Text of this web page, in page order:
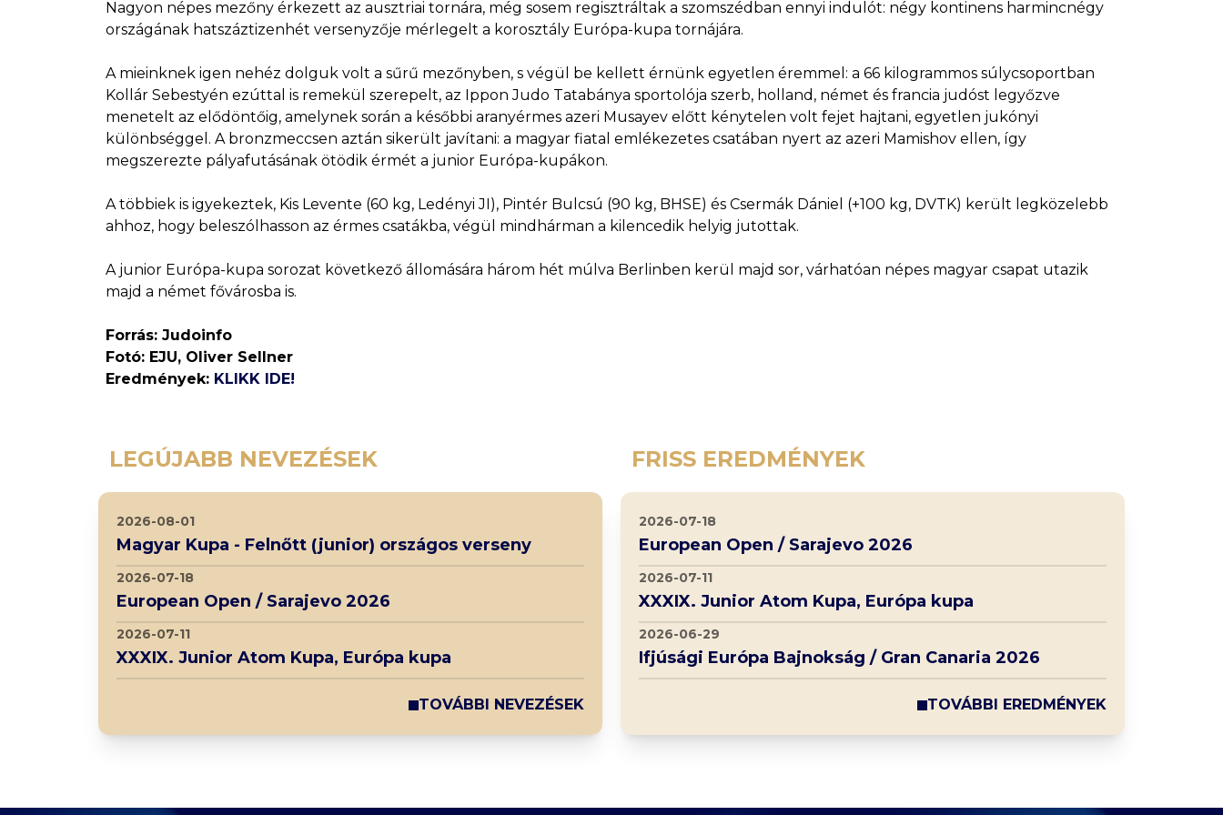
Nagyon népes mezőny érkezett az ausztriai tornára, még sosem regisztráltak a szomszédban ennyi indulót: négy kontinens harmincnégy
országának hatszáztizenhét versenyzője mérlegelt a korosztály Európa-kupa tornájára.
A mieinknek igen nehéz dolguk volt a sűrű mezőnyben, s végül be kellett érnünk egyetlen éremmel: a 66 kilogrammos súlycsoportban
Kollár Sebestyén ezúttal is remekül szerepelt, az Ippon Judo Tatabánya sportolója szerb, holland, német és francia judóst legyőzve
menetelt az elődöntőig, amelynek során a későbbi aranyérmes azeri Musayev előtt kénytelen volt fejet hajtani, egyetlen jukónyi
különbséggel. A bronzmeccsen aztán sikerült javítani: a magyar fiatal emlékezetes csatában nyert az azeri Mamishov ellen, így
megszerezte pályafutásának ötödik érmét a junior Európa-kupákon.
A többiek is igyekeztek, Kis Levente (60 kg, Ledényi JI), Pintér Bulcsú (90 kg, BHSE) és Csermák Dániel (+100 kg, DVTK) került legközelebb
ahhoz, hogy beleszólhasson az érmes csatákba, végül mindhárman a kilencedik helyig jutottak.
A junior Európa-kupa sorozat következő állomására három hét múlva Berlinben kerül majd sor, várhatóan népes magyar csapat utazik
majd a német fővárosba is.
Forrás: Judoinfo
Fotó: EJU, Oliver Sellner
Eredmények: KLIKK IDE!
LEGÚJABB NEVEZÉSEK FRISS EREDMÉNYEK
2026-08-01
Magyar Kupa - Felnőtt (junior) országos verseny
2026-07-18
European Open / Sarajevo 2026
2026-07-11
XXXIX. Junior Atom Kupa, Európa kupa
TOVÁBBI NEVEZÉSEK
2026-07-18
European Open / Sarajevo 2026
2026-07-11
XXXIX. Junior Atom Kupa, Európa kupa
2026-06-29
Ifjúsági Európa Bajnokság / Gran Canaria 2026
TOVÁBBI EREDMÉNYEK